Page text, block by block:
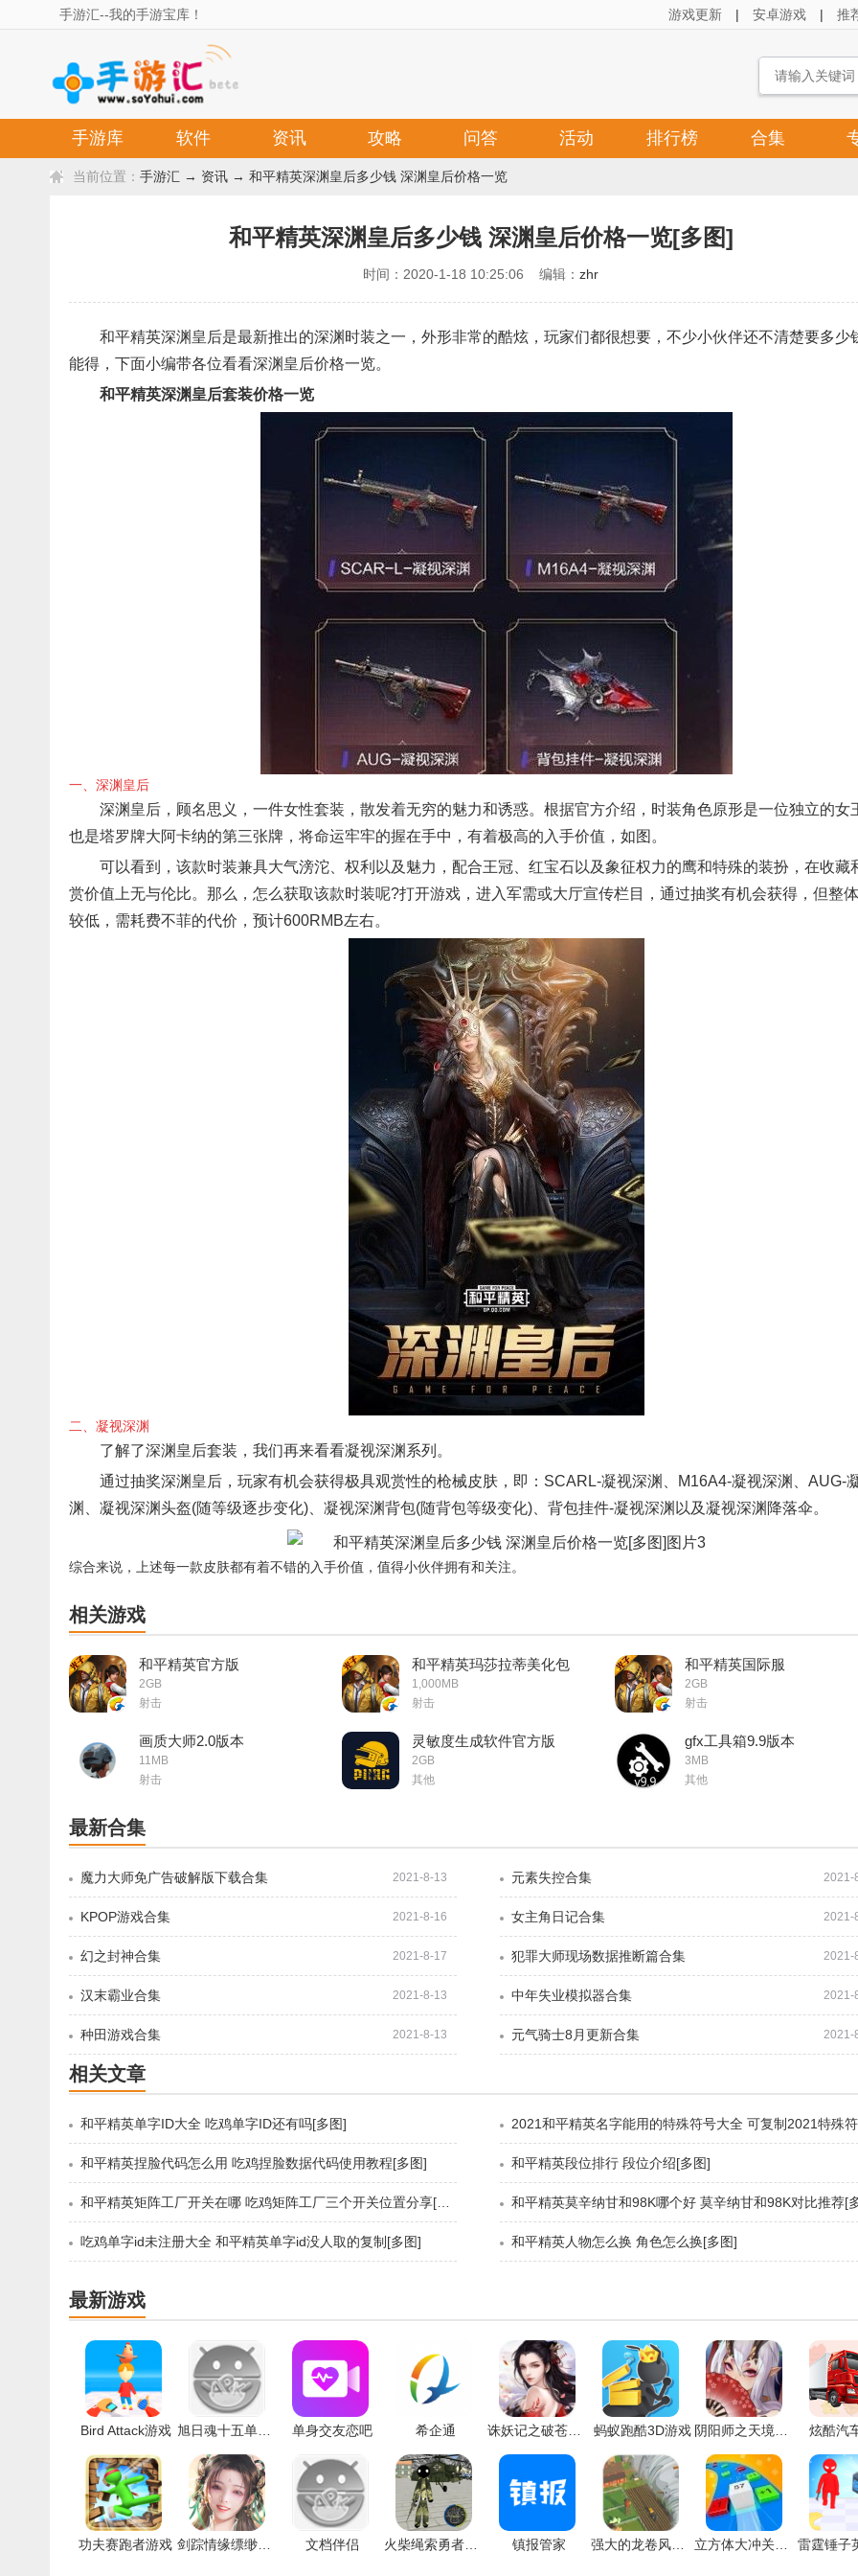
手游汇--我的手游宝库！ 游戏更新 | 安卓游戏 | 推
手游库 软件 资讯 攻略 问答 活动 排行榜 合集
当前位置： 手游汇 → 资讯 → 和平精英深渊皇后多少钱 深渊皇后价格一览
和平精英深渊皇后多少钱 深渊皇后价格一览[多图]
时间：2020-1-18 10:25:06 编辑： zhr
和平精英深渊皇后是最新推出的深渊时装之一，外形非常的酷炫，玩家们都很想要，不少小伙伴还不清楚要多少
能得，下面小编带各位看看深渊皇后价格一览。
和平精英深渊皇后套装价格一览
一、深渊皇后
深渊皇后，顾名思义，一件女性套装，散发着无穷的魅力和诱惑。根据官方介绍，时装角色原形是一位独立的女
也是塔罗牌大阿卡纳的第三张牌，将命运牢牢的握在手中，有着极高的入手价值，如图。
可以看到，该款时装兼具大气滂沱、权利以及魅力，配合王冠、红宝石以及象征权力的鹰和特殊的装扮，在收藏
赏价值上无与伦比。那么，怎么获取该款时装呢?打开游戏，进入军需或大厅宣传栏目，通过抽奖有机会获得，但整
较低，需耗费不菲的代价，预计600RMB左右。
二、凝视深渊
了解了深渊皇后套装，我们再来看看凝视深渊系列。
通过抽奖深渊皇后，玩家有机会获得极具观赏性的枪械皮肤，即：SCARL-凝视深渊、M16A4-凝视深渊、AUG-
渊、凝视深渊头盔(随等级逐步变化)、凝视深渊背包(随背包等级变化)、背包挂件-凝视深渊以及凝视深渊降落伞。
综合来说，上述每一款皮肤都有着不错的入手价值，值得小伙伴拥有和关注。
相关游戏
和平精英官方版
2GB
射击
和平精英玛莎拉蒂美化包
1,000MB
射击
和平精英国际服
2GB
射击
画质大师2.0版本
11MB
射击
灵敏度生成软件官方版
2GB
其他
gfx工具箱9.9版本
3MB
其他
最新合集
魔力大师免广告破解版下载合集 2021-8-13 元素失控合集 2021-
KPOP游戏合集 2021-8-16 女主角日记合集 2021-
幻之封神合集 2021-8-17 犯罪大师现场数据推断篇合集 2021-
汉末霸业合集 2021-8-13 中年失业模拟器合集 2021-
种田游戏合集 2021-8-13 元气骑士8月更新合集 2021-
相关文章
和平精英单字ID大全 吃鸡单字ID还有吗[多图]
和平精英捏脸代码怎么用 吃鸡捏脸数据代码使用教程[多图] 和平精英段位排行 段位介绍[多图]
和平精英莫辛纳甘和98K哪个好 莫辛纳甘和98K对比推荐[
吃鸡单字id未注册大全 和平精英单字id没人取的复制[多图] 和平精英人物怎么换 角色怎么换[多图]
最新游戏
Bird Attack游戏 单身交友恋吧 希企通 蚂蚁跑酷3D游戏 炫酷汽
功夫赛跑者游戏 文档伴侣 镇报管家